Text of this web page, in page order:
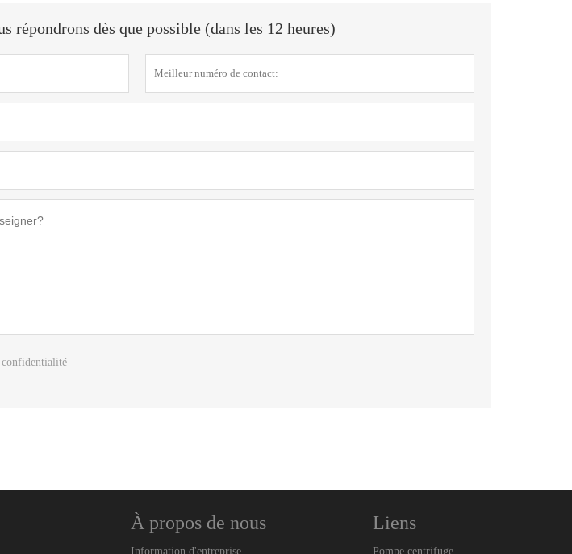
répondrons dès que possible (dans les 12 heures)
À propos de nous
Information d'entreprise
Liens
Pompe centrifuge